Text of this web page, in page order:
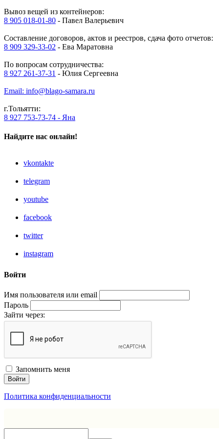
Вывоз вещей из контейнеров:
8 905 018-01-80 - Павел Валерьевич
Составление договоров, актов и реестров, сдача фото отчетов:
8 909 329-33-02 - Ева Маратовна
По вопросам сотрудничества:
8 927 261-37-31 - Юлия Сергеевна
Email: info@blago-samara.ru
г.Тольятти:
8 927 753-73-74 - Яна
Найдите нас онлайн!
vkontakte
telegram
youtube
facebook
twitter
instagram
Войти
Имя пользователя или email
Пароль
Зайти через:
Запомнить меня
Войти
Политика конфиденциальности